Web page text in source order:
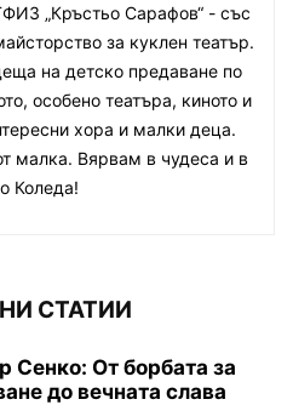
„Кръстьо Сарафов“ - със
за куклен театър.
на детско предаване по
особено театъра, киното и
хора и малки деца.
малка. Вярвам в чудеса и в
Коледа!
СТАТИИ
Сенко: От борбата за
до вечната слава